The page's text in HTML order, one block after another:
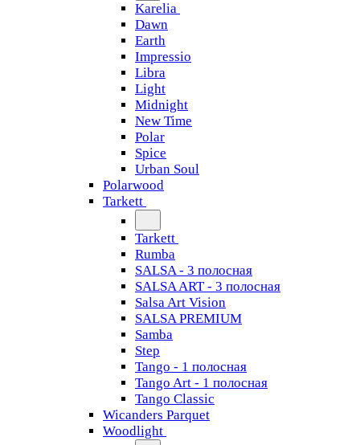
Karelia
Dawn
Earth
Impressio
Libra
Light
Midnight
New Time
Polar
Spice
Urban Soul
Polarwood
Tarkett
Tarkett
Rumba
SALSA - 3 полосная
SALSA ART - 3 полосная
Salsa Art Vision
SALSA PREMIUM
Samba
Step
Tango - 1 полосная
Tango Art - 1 полосная
Tango Classiс
Wicanders Parquet
Woodlight